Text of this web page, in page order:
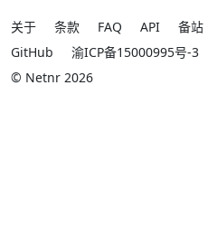
关于 条款 FAQ API 备站
GitHub
渝ICP备15000995号-3
© Netnr 2026